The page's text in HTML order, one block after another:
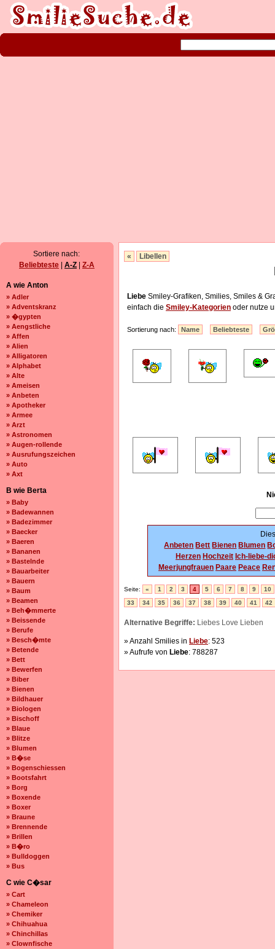
Sortiere nach:
Beliebteste
A-Z Z-A
A wie Anton
» Adler
» Adventskranz
» �gypten
» Aengstliche
» Affen
» Alien
» Alligatoren
» Alphabet
» Alte
» Ameisen
» Anbeten
» Apotheker
» Armee
» Arzt
» Astronomen
» Augen-rollende
» Ausrufungszeichen
» Auto
» Axt
B wie Berta
» Baby
» Badewannen
» Badezimmer
» Baecker
» Baeren
» Bananen
» Bastelnde
» Bauarbeiter
» Bauern
» Baum
» Beamen
» Beh�mmerte
» Beissende
» Berufe
» Besch�mte
» Betende
» Bett
» Bewerfen
» Biber
» Bienen
» Bildhauer
» Biologen
» Bischoff
» Blaue
» Blitze
» Blumen
» B�se
» Bogenschiessen
» Bootsfahrt
» Borg
» Boxende
» Boxer
» Braune
» Brennende
» Brillen
» B�ro
» Bulldoggen
» Bus
C wie C�sar
» Cart
» Chameleon
» Chemiker
» Chihuahua
» Chinchillas
» Clownfische
« Libellen
Liebe Smiley-Grafiken, Smilies, Smiles &
einfach die Smiley-Kategorien oder nutze
Sortierung nach: Name Beliebteste
Anbeten Bett Bienen Blumen
Herzen Hochzeit Ich-liebe-
Meerjungfrauen Paare Peace
Seite: « 1 2 3 4 5 6 7 8 9
10
33
34 35 36 37 38 39 40 41 42
Alternative Begriffe: Liebes Love Lieben
» Anzahl Smilies in Liebe: 523
» Aufrufe von Liebe: 788287